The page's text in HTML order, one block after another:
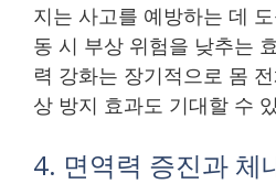
지는 사고를 예방하는 데
동 시 부상 위험을 낮추는
력 강화는 장기적으로 몸
상 방지 효과도 기대할 수
4. 면역력 증진과 체